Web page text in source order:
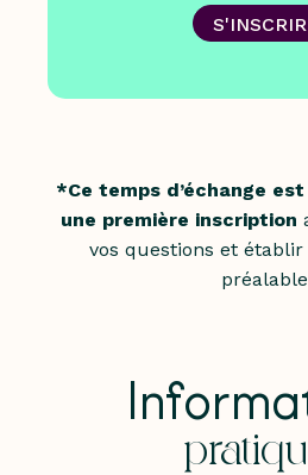
*Ce temps d’échange
une première inscription
vos questions et